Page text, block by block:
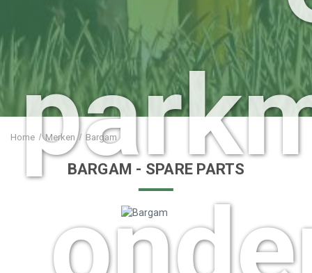
Home Merken Bargam
BARGAM - SPARE PARTS